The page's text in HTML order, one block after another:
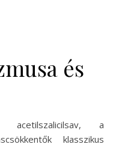
és
a
klasszikus